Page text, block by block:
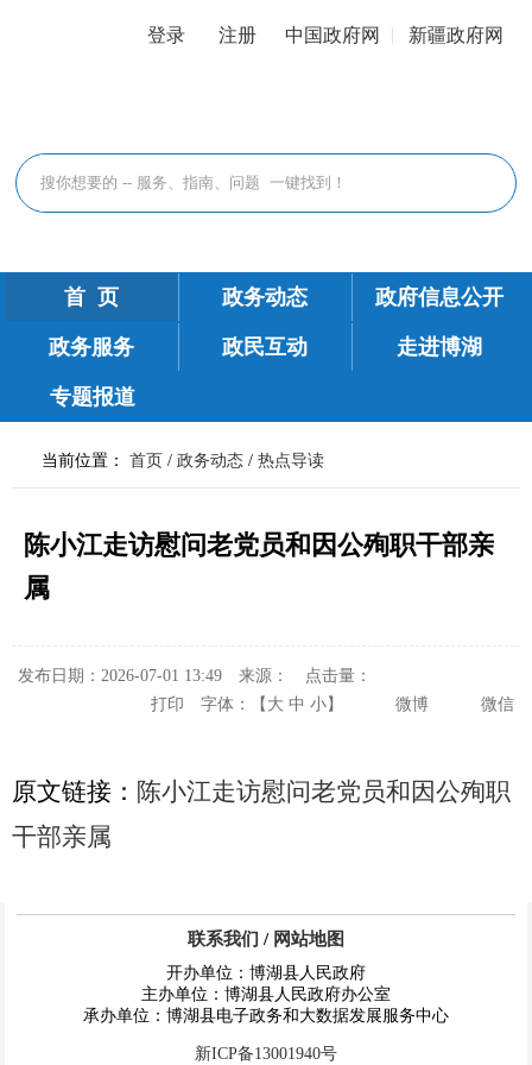
登录 注册 中国政府网 新疆政府网
首 页 政务动态 政府信息公开
政务服务 政民互动 走进博湖
专题报道
当前位置： 首页 / 政务动态 / 热点导读
陈小江走访慰问老党员和因公殉职干部亲
属
发布日期：2026-07-01 13:49 来源：
点击量：
打印
字体：【 大 中 小】 微博 微信
原文链接： 陈小江走访慰问老党员和因公殉职
干部亲属
联系我们 / 网站地图
开办单位：博湖县人民政府
主办单位：博湖县人民政府办公室
承办单位：博湖县电子政务和大数据发展服务中心
新ICP备13001940号